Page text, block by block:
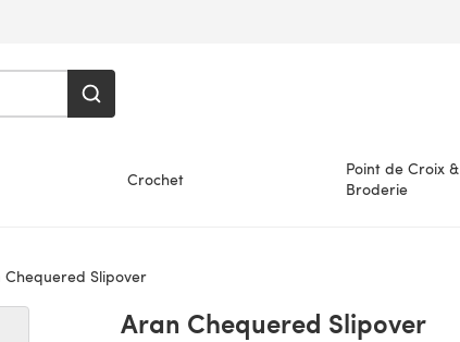
Crochet
Point de Croix &
Broderie
Chequered Slipover
Aran Chequered Slipover